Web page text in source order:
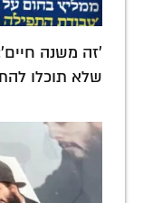
'זה משנה
שלא תוכלו